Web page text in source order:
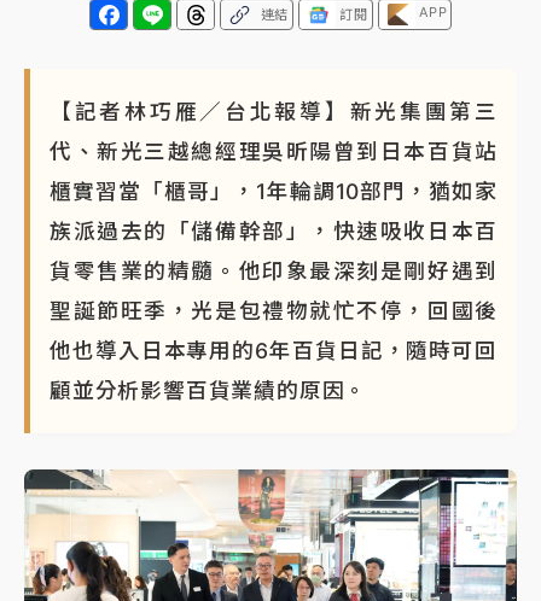
父親節泡湯了！中颱白海豚雨彈轟3天 「紅到發紫」降
雨熱區曝
連結 訂閱 APP
【記者林巧雁／台北報導】新光集團第三
代、新光三越總經理吳昕陽曾到日本百貨站
櫃實習當「櫃哥」，1年輪調10部門，猶如家
族派過去的「儲備幹部」，快速吸收日本百
貨零售業的精髓。他印象最深刻是剛好遇到
聖誕節旺季，光是包禮物就忙不停，回國後
他也導入日本專用的6年百貨日記，隨時可回
顧並分析影響百貨業績的原因。